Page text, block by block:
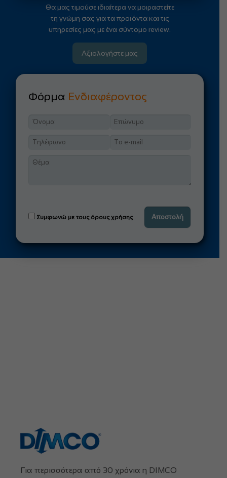
Θα μας τιμούσε ιδιαίτερα να μοιραστείτε
τη γνώμη σας για τα προϊόντα και τις
υπηρεσίες μας με ένα σύντομο review.
Αξιολογήστε μας
Φόρμα Ενδιαφέροντος
Συμφωνώ με τους όρους χρήσης
Για περισσότερα από 30 χρόνια η DIMCO